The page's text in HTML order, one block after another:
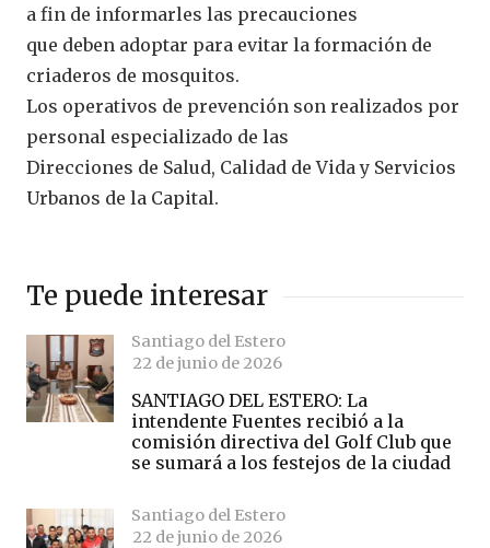
a fin de informarles las precauciones
que deben adoptar para evitar la formación de
criaderos de mosquitos.
Los operativos de prevención son realizados por
personal especializado de las
Direcciones de Salud, Calidad de Vida y Servicios
Urbanos de la Capital.
Te puede interesar
Santiago del Estero
22 de junio de 2026
SANTIAGO DEL ESTERO: La
intendente Fuentes recibió a la
comisión directiva del Golf Club que
se sumará a los festejos de la ciudad
Santiago del Estero
22 de junio de 2026